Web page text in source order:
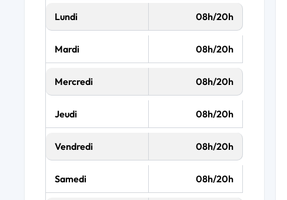
Lundi 08h/20h
Mardi 08h/20h
Mercredi 08h/20h
Jeudi 08h/20h
Vendredi 08h/20h
Samedi 08h/20h